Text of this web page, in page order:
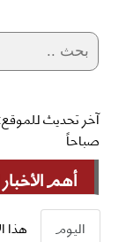
صباحاً
أهم
اليوم هذا